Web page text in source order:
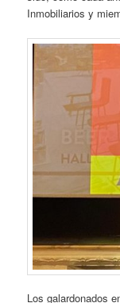
Inmobiliarios y
Los galardonados